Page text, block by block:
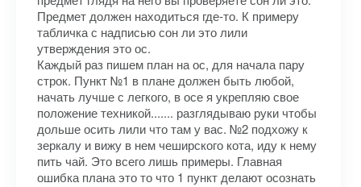
Предмет должен находиться где-то. К примеру
табличка с надписью сон ли это лили
утверждения это ос.
Каждый раз пишем план на ос, для начала пару
строк. Пункт №1 в плане должен быть любой,
начать лучше с легкого, в осе я укрепляю свое
положение техникой....... разглядываю руки чтобы
дольше осить лили что там у вас. №2 подхожу к
зеркалу и вижу в нем чеширского кота, иду к нему
пить чай. Это всего лишь примеры. Главная
ошибка плана это то что 1 пункт делают осознать